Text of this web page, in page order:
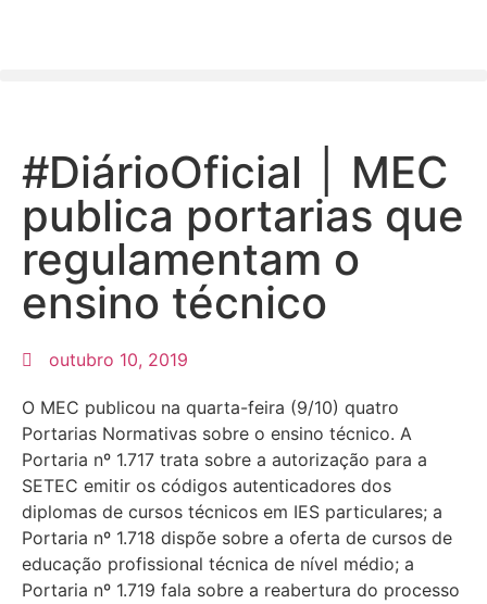
#DiárioOficial ׀ MEC
publica portarias que
regulamentam o
ensino técnico
outubro 10, 2019
O MEC publicou na quarta-feira (9/10) quatro
Portarias Normativas sobre o ensino técnico. A
Portaria nº 1.717 trata sobre a autorização para a
SETEC emitir os códigos autenticadores dos
diplomas de cursos técnicos em IES particulares; a
Portaria nº 1.718 dispõe sobre a oferta de cursos de
educação profissional técnica de nível médio; a
Portaria nº 1.719 fala sobre a reabertura do processo